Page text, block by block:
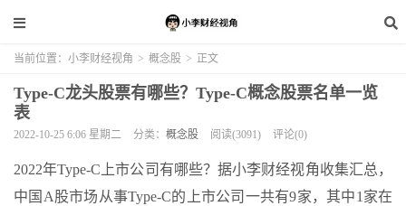
当前位置： 小李财经视角 > 概念股 > 正文
Type-C龙头股票有哪些？Type-C概念股票名单一览
表
2022-10-25 6:06 星期二 分类： 概念股 阅读(3091) 评论(0)
2022年Type-C上市公司有哪些？据小李财经视角收集汇总，
中国A股市场从事Type-C的上市公司一共有9家，其中1家在